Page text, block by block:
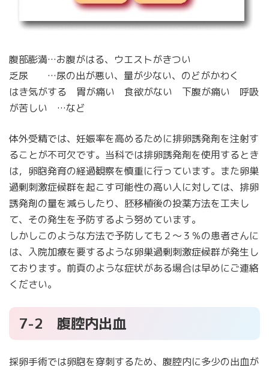
腹部膨満…お腹がはる、ウエストがきつい
乏尿 …尿の出が悪い、量が少ない、のどがかわく
はき気がする 胃が痛い 食欲がない 下腹が痛い 呼吸
が苦しい …など
体外受精では、妊娠率を高めるために排卵誘発剤を注射す
ることが不可欠です。当科では排卵誘発剤を使用するとき
は，卵胞発育の経過観察を慎重に行っています。また卵巣
過剰刺激症候群を起こす可能性の高い人に対しては、排卵
誘発剤の量を減らしたり、胚移植後の投薬方法を工夫し
て、その発生を予防するよう努めています。
しかしこのような方法で予防しても２～３％の患者さんに
は、入院加療を要するような卵巣過剰刺激症候群が発生し
ております。前頁のような症状がある場合は早めにご連絡
ください。
7-2 腹腔内出血
採卵手術では卵胞を穿刺するため、腹腔内に多少の出血が